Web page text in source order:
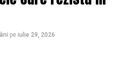
transmite
În plus, structura clară a
găsească rapid
mai ușor cu
pe iulie 29, 2026